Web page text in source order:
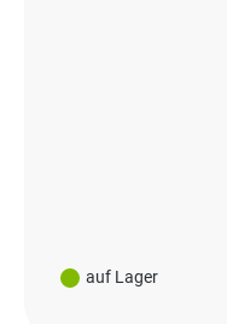
auf Lager